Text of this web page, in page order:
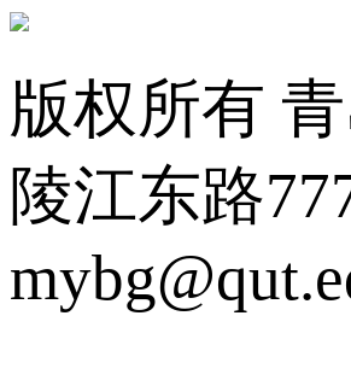
版权所有
陵江东路